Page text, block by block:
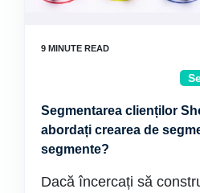
Segmentarea clienților
abordați crearea de
segmente?
Dacă încercați să